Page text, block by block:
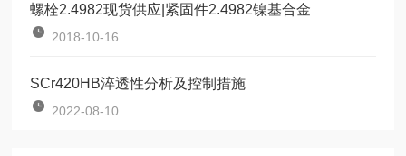
螺栓2.4982现货供应|紧固件2.4982镍基合金
2018-10-16
SCr420HB淬透性分析及控制措施
2022-08-10